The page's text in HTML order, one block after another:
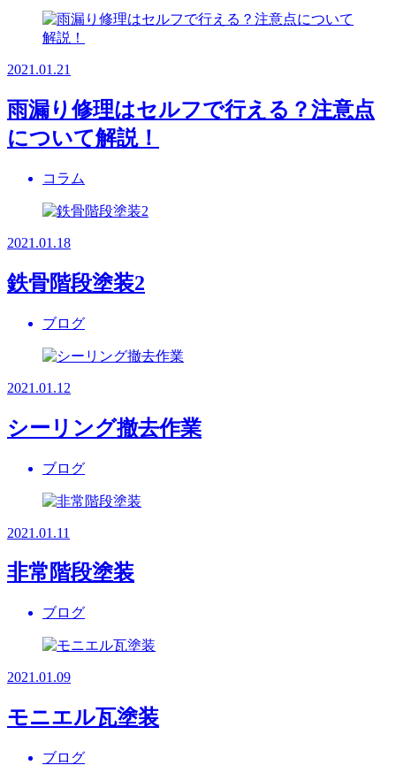
2021.01.21
雨漏り修理はセルフで行える？注意点
について解説！
コラム
2021.01.18
鉄骨階段塗装2
ブログ
2021.01.12
シーリング撤去作業
ブログ
2021.01.11
非常階段塗装
ブログ
2021.01.09
モニエル瓦塗装
ブログ